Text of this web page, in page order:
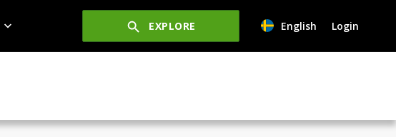
EXPLORE English Login